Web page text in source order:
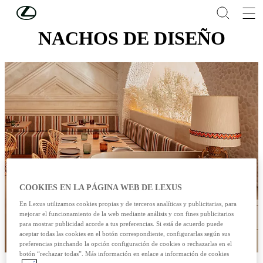
Skip to Main Content
NACHOS DE DISEÑO
COOKIES EN LA PÁGINA WEB DE LEXUS
En Lexus utilizamos cookies propias y de terceros analíticas y publicitarias, para
mejorar el funcionamiento de la web mediante análisis y con fines publicitarios
para mostrar publicidad acorde a tus preferencias. Si está de acuerdo puede
aceptar todas las cookies en el botón correspondiente, configurarlas según sus
preferencias pinchando la opción configuración de cookies o rechazarlas en el
botón “rechazar todas”. Más información en enlace a información de cookies